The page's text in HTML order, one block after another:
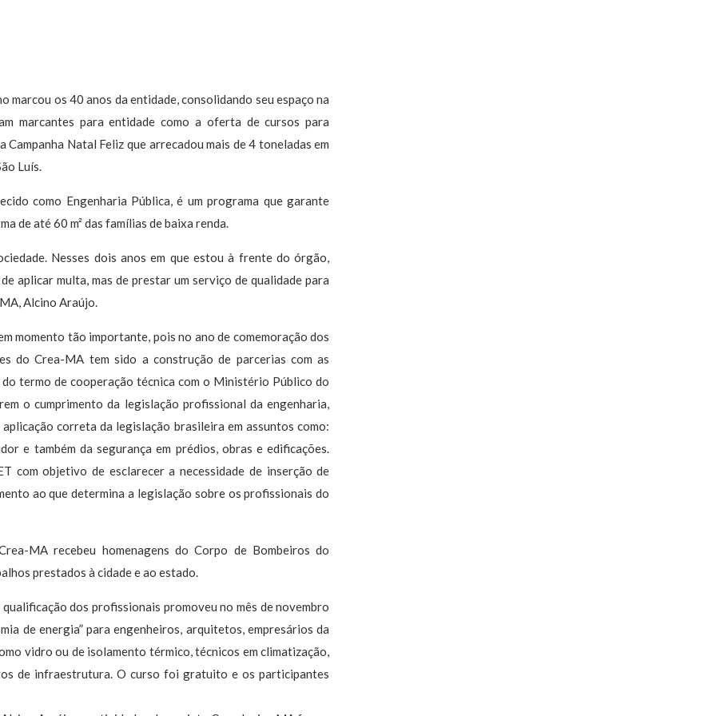
os 40 anos da entidade, consolidando seu espaço na
marcantes para entidade como a oferta de cursos para
Natal Feliz que arrecadou mais de 4 toneladas em
Luís.
como Engenharia Pública, é um programa que garante
de até 60 m² das famílias de baixa renda.
Nesses dois anos em que estou à frente do órgão,
aplicar multa, mas de prestar um serviço de qualidade para
Alcino Araújo.
momento tão importante, pois no ano de comemoração dos
do Crea-MA tem sido a construção de parcerias com as
termo de cooperação técnica com o Ministério Público do
o cumprimento da legislação profissional da engenharia,
correta da legislação brasileira em assuntos como:
e também da segurança em prédios, obras e edificações.
com objetivo de esclarecer a necessidade de inserção de
ao que determina a legislação sobre os profissionais do
MA recebeu homenagens do Corpo de Bombeiros do
prestados à cidade e ao estado.
dos profissionais promoveu no mês de novembro
de energia” para engenheiros, arquitetos, empresários da
vidro ou de isolamento térmico, técnicos em climatização,
de infraestrutura. O curso foi gratuito e os participantes